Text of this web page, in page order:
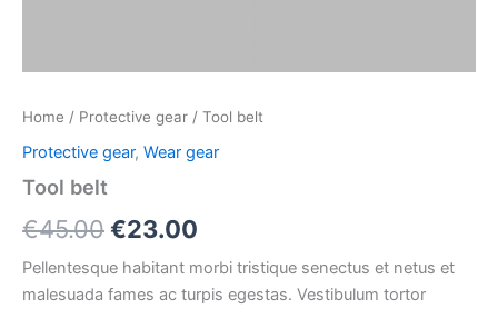
Home / Protective gear / Tool belt
Protective gear, Wear gear
Tool belt
€45.00€23.00
Pellentesque habitant morbi tristique senectus et netus et
malesuada fames ac turpis egestas. Vestibulum tortor